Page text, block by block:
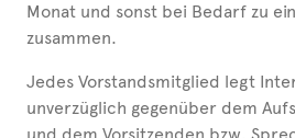
Monat und sonst bei Bedarf zu
zusammen.
Jedes Vorstandsmitglied legt
unverzüglich gegenüber dem